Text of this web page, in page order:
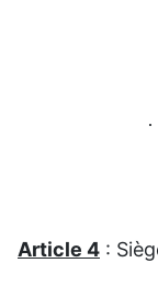
·
Article 4 :